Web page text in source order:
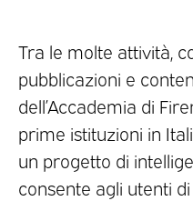
Tra le molte attività,
pubblicazioni e
dell’Accademia di
prime istituzioni in
un progetto di
consente agli utenti